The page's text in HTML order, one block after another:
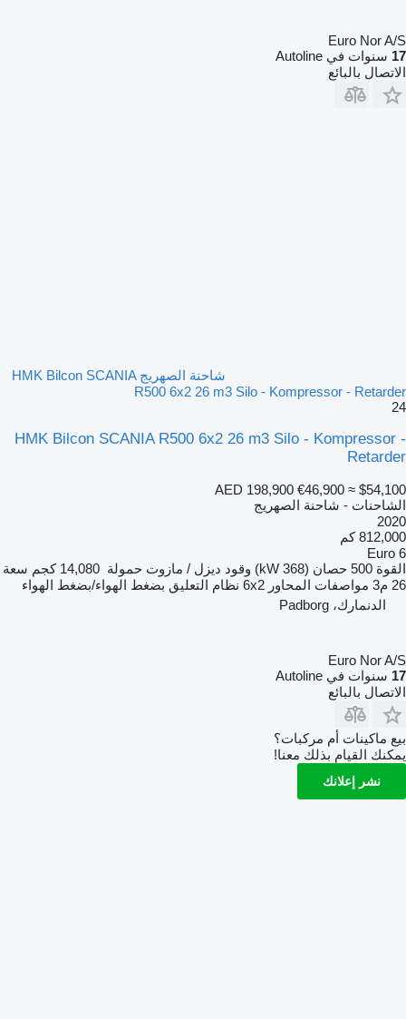
Euro Nor A/S
17 سنوات في Autoline
الاتصال بالبائع
شاحنة الصهريج HMK Bilcon SCANIA
R500 6x2 26 m3 Silo - Kompressor - Retarder
24
HMK Bilcon SCANIA R500 6x2 26 m3 Silo - Kompressor -
Retarder
AED 198,900 €46,900 ≈ $54,100
الشاحنات - شاحنة الصهريج
2020
812,000 كم
Euro 6
القوة 500 حصان (368 kW) وقود ديزل / مازوت حمولة 14,080 كجم
سعة
26 م3
مواصفات المحاور 6x2 نظام التعليق بضغط الهواء/بضغط الهواء
الدنمارك، Padborg
Euro Nor A/S
17 سنوات في Autoline
الاتصال بالبائع
بيع ماكينات أم مركبات؟
يمكنك القيام بذلك معنا!
نشر إعلانك